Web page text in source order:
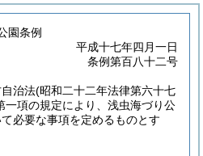
園条例
平成十七年四月一日
条例第百八十二号
治法(昭和二十二年法律第六十七
一項の規定により、浅虫海づり公
必要な事項を定めるものとす